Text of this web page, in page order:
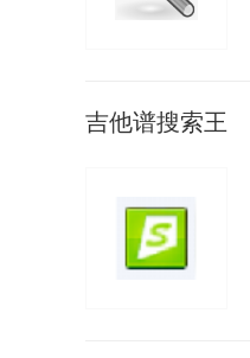
吉他谱搜索王